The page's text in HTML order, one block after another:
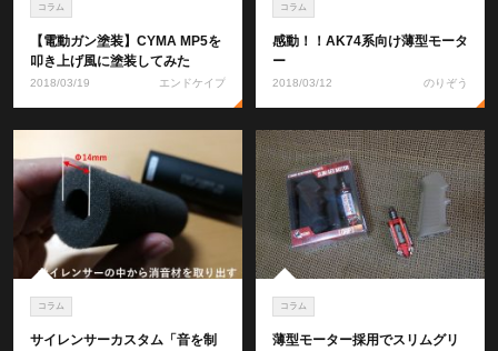
コラム
【電動ガン塗装】CYMA MP5を
叩き上げ風に塗装してみた
2018/03/19 エンドケイプ
コラム
感動！！AK74系向け薄型モータ
ー
2018/03/12 のりぞう
コラム
サイレンサーカスタム「音を制
コラム
薄型モーター採用でスリムグリ